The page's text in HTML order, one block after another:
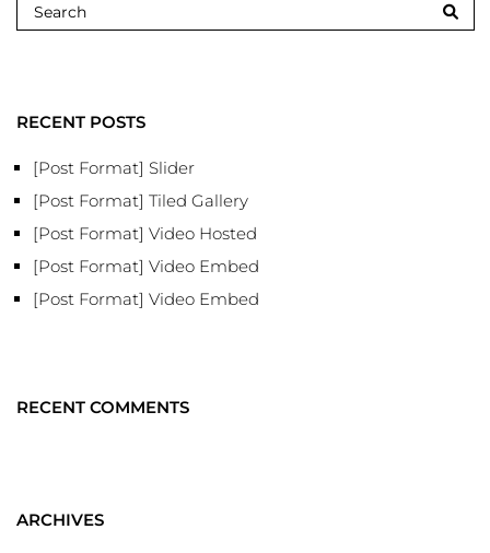
RECENT POSTS
[Post Format] Slider
[Post Format] Tiled Gallery
[Post Format] Video Hosted
[Post Format] Video Embed
[Post Format] Video Embed
RECENT COMMENTS
ARCHIVES